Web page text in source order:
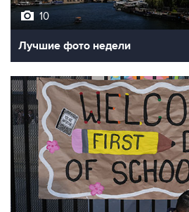
Лучшие фото недели